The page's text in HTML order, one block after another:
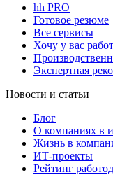
hh PRO
Готовое резюме
Все сервисы
Хочу у вас
Экспертная
Новости и статьи
Блог
О компаниях в
Жизнь в
ИТ-проекты
Рейтинг